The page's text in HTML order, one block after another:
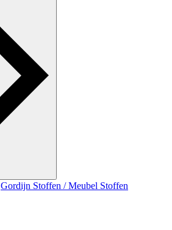
Gordijn Stoffen / Meubel Stoffen